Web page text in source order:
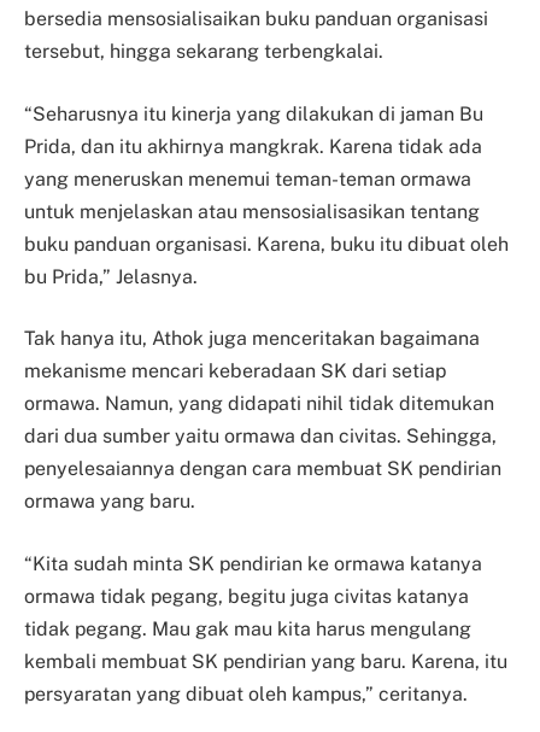
bersedia mensosialisaikan buku panduan organisasi
tersebut, hingga sekarang terbengkalai.
“Seharusnya itu kinerja yang dilakukan di jaman Bu
Prida, dan itu akhirnya mangkrak. Karena tidak ada
yang meneruskan menemui teman-teman ormawa
untuk menjelaskan atau mensosialisasikan tentang
buku panduan organisasi. Karena, buku itu dibuat oleh
bu Prida,” Jelasnya.
Tak hanya itu, Athok juga menceritakan bagaimana
mekanisme mencari keberadaan SK dari setiap
ormawa. Namun, yang didapati nihil tidak ditemukan
dari dua sumber yaitu ormawa dan civitas. Sehingga,
penyelesaiannya dengan cara membuat SK pendirian
ormawa yang baru.
“Kita sudah minta SK pendirian ke ormawa katanya
ormawa tidak pegang, begitu juga civitas katanya
tidak pegang. Mau gak mau kita harus mengulang
kembali membuat SK pendirian yang baru. Karena, itu
persyaratan yang dibuat oleh kampus,” ceritanya.